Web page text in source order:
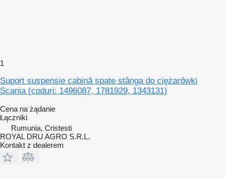
1
Suport suspensie cabină spate stânga do ciężarówki
Scania (coduri: 1496087, 1781929, 1343131)
Cena na żądanie
Łączniki
Rumunia, Cristesti
ROYAL DRU AGRO S.R.L.
Kontakt z dealerem